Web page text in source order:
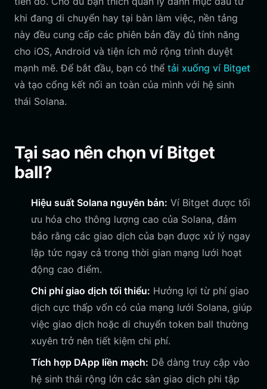
khi đang di chuyển hay tại bàn làm việc, nền tảng
này đều cung cấp các phiên bản đầy đủ tính năng
cho iOS, Android và tiện ích mở rộng trình duyệt
mạnh mẽ. Để bắt đầu, bạn có thể tải xuống ví Bitget
và tạo cổng kết nối an toàn của mình với hệ sinh
thái Solana.
Tại sao nên chọn ví Bitget
ball?
Hiệu suất Solana nguyên bản: Ví Bitget được tối
ưu hóa cho thông lượng cao của Solana, đảm
bảo rằng các giao dịch của bạn được xử lý ngay
lập tức ngay cả trong thời gian mạng lưới hoạt
động cao điểm.
Chi phí giao dịch tối thiểu: Hưởng lợi từ phí giao
dịch cực thấp vốn có của mạng lưới Solana, giúp
việc giao dịch hoặc di chuyển token ball thường
xuyên trở nên tiết kiệm chi phí.
Tích hợp DApp liền mạch: Dễ dàng truy cập vào
hệ sinh thái rộng lớn các sàn giao dịch phi tập